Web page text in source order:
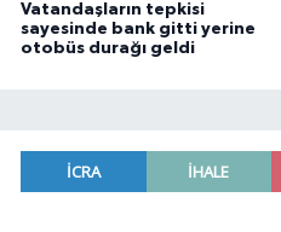
Vatandaşların tepkisi
sayesinde bank gitti yerine
otobüs durağı geldi